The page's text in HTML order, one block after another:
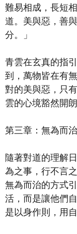
難易相成，長短
道。美與惡，善
分。」
青雲在玄真的指
到，萬物皆在有
對的美與惡，只
雲的心境豁然開
第三章：無為而
隨著對道的理解
為之事，行不言
無為而治的方式
活，而是讓他們
是以身作則，用